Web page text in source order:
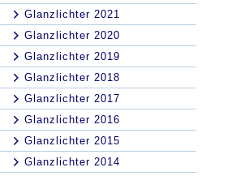
Glanzlichter 2021
Glanzlichter 2020
Glanzlichter 2019
Glanzlichter 2018
Glanzlichter 2017
Glanzlichter 2016
Glanzlichter 2015
Glanzlichter 2014